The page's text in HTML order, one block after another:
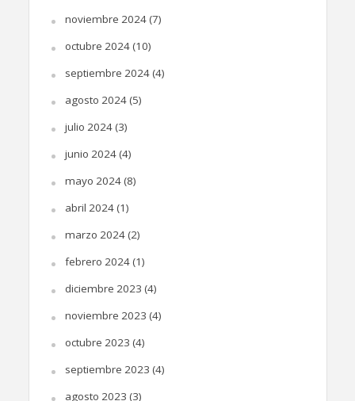
noviembre 2024(7)
octubre 2024(10)
septiembre 2024(4)
agosto 2024(5)
julio 2024(3)
junio 2024(4)
mayo 2024(8)
abril 2024(1)
marzo 2024(2)
febrero 2024(1)
diciembre 2023 (4)
noviembre 2023 (4)
octubre 2023 (4)
septiembre 2023 (4)
agosto 2023 (3)